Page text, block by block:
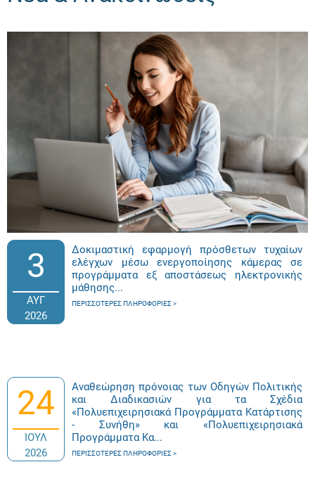
3
ΑΥΓ
2026
Δοκιμαστική εφαρμογή πρόσθετων τυχαίων
ελέγχων μέσω ενεργοποίησης κάμερας σε
προγράμματα εξ αποστάσεως ηλεκτρονικής
μάθησης...
ΠΕΡΙΣΣΌΤΕΡΕΣ ΠΛΗΡΟΦΟΡΊΕΣ
24
ΙΟΥΛ
2026
Αναθεώρηση πρόνοιας των Οδηγών Πολιτικής
και Διαδικασιών για τα Σχέδια
«Πολυεπιχειρησιακά Προγράμματα Κατάρτισης
- Συνήθη» και «Πολυεπιχειρησιακά
Προγράμματα Κα...
ΠΕΡΙΣΣΌΤΕΡΕΣ ΠΛΗΡΟΦΟΡΊΕΣ